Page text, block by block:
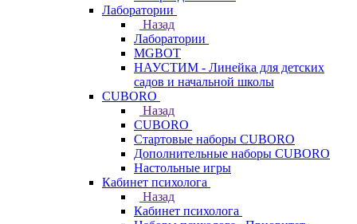
Лаборатории
Назад
Лаборатории
MGBOT
НАУСТИМ - Линейка для детских
садов и начальной школы
CUBORO
Назад
CUBORO
Стартовые наборы CUBORO
Дополнительные наборы CUBORO
Настольные игры
Кабинет психолога
Назад
Кабинет психолога